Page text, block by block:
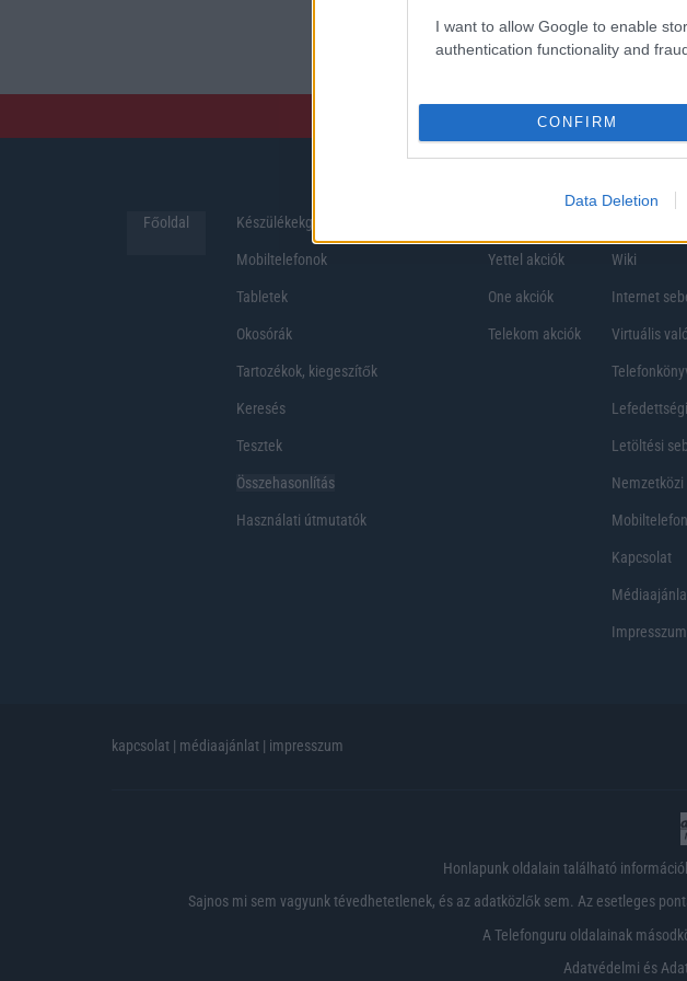
I want to allow Google to enable
authentication functionality and
CONFIRM
Data Deletion
preferenciákkal rendelkezik, így a választásuk
Főoldal Készülékekguru
Mobiltelefonok
Tabletek
Okosórák
Tartozékok, kiegeszítők
Keresés
Tesztek
Összehasonlítás
Használati útmutatók
Yettel akciók
One akciók
Telekom akciók
Wiki
Internet
Virtuális
Letöltési
Kapcsolat
Impresszum
kapcsolat | médiaajánlat | impresszum
Honlapunk oldalain található
Sajnos mi sem vagyunk tévedhetetlenek, és az adatközlők sem. Az esetleges
A Telefonguru oldalainak
Adatvédelmi és